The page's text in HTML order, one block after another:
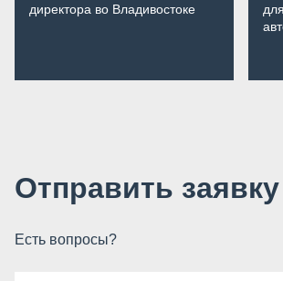
директора во Владивостоке
Отправить заявку
Есть вопросы?